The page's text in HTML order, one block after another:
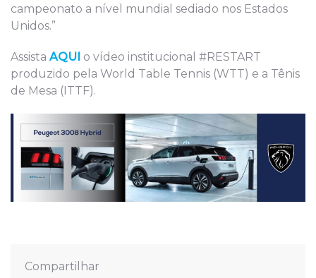
campeonato a nível mundial sediado nos Estados
Unidos.”
Assista AQUI o vídeo institucional #RESTART
produzido pela World Table Tennis (WTT) e a Tênis
de Mesa (ITTF).
Compartilhar